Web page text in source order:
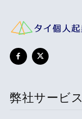
弊社サービス